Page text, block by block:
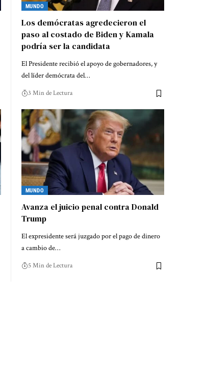
MUNDO
Los demócratas agredecieron el
paso al costado de Biden y Kamala
podría ser la candidata
El Presidente recibió el apoyo de gobernadores, y
del líder demócrata del…
3 Min de Lectura
MUNDO
Avanza el juicio penal contra Donald
Trump
El expresidente será juzgado por el pago de dinero
a cambio de…
5 Min de Lectura